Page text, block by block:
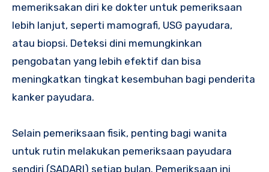
memeriksakan diri ke dokter untuk pemeriksaan
lebih lanjut, seperti mamografi, USG payudara,
atau biopsi. Deteksi dini memungkinkan
pengobatan yang lebih efektif dan bisa
meningkatkan tingkat kesembuhan bagi penderita
kanker payudara.
Selain pemeriksaan fisik, penting bagi wanita
untuk rutin melakukan pemeriksaan payudara
sendiri (SADARI) setiap bulan. Pemeriksaan ini